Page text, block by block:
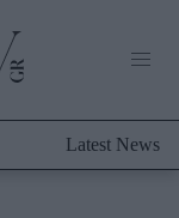
Latest News